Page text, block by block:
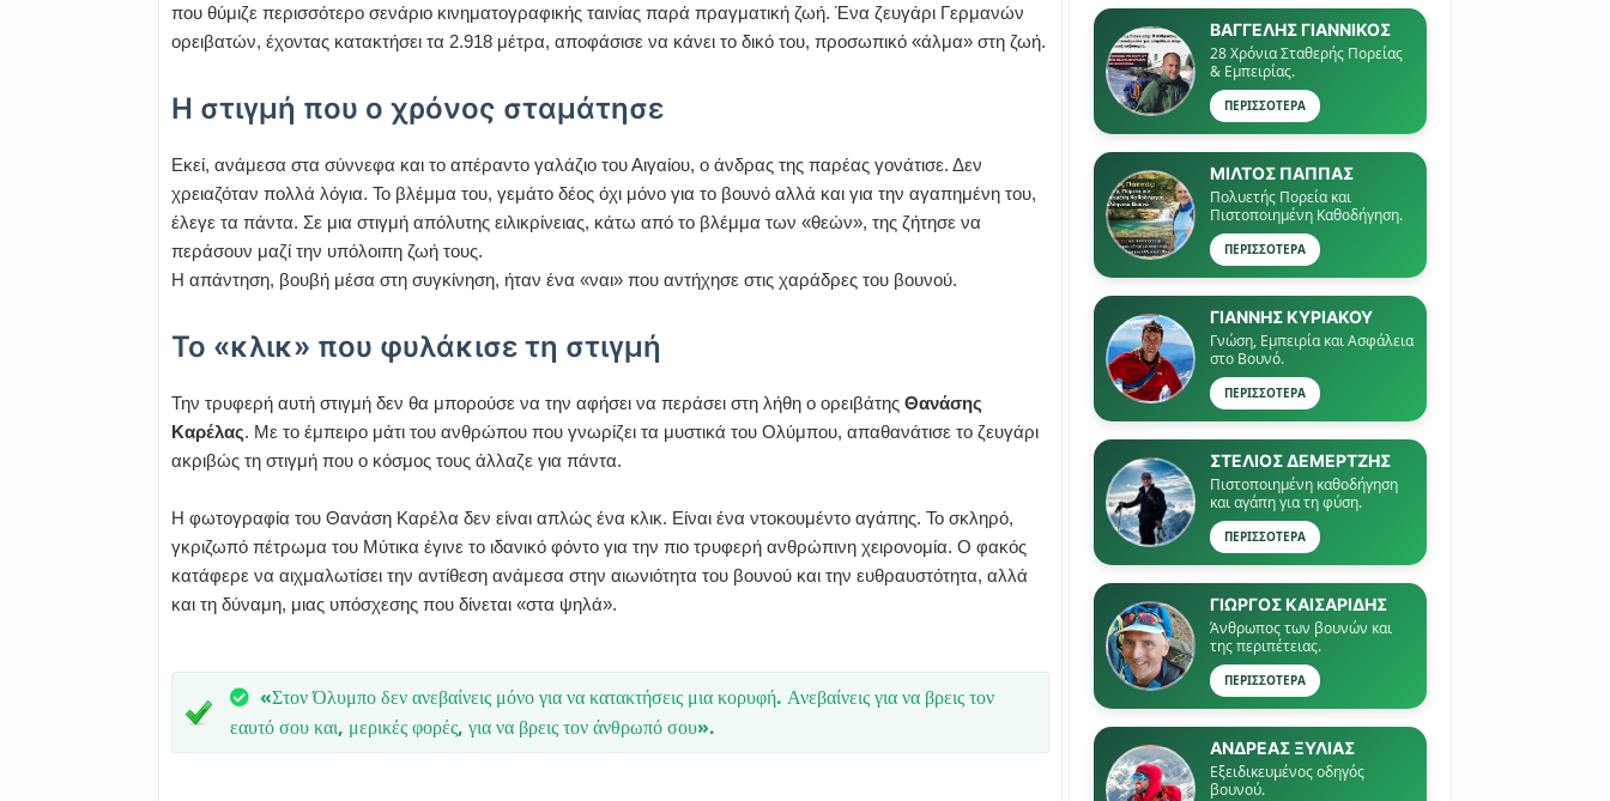
που θύμιζε περισσότερο σενάριο κινηματογραφικής ταινίας παρά πραγματική ζωή. Ένα ζευγάρι Γερμανών
ορειβατών, έχοντας κατακτήσει τα 2.918 μέτρα, αποφάσισε να κάνει το δικό του, προσωπικό «άλμα» στη ζωή.
Η στιγμή που ο χρόνος σταμάτησε
Εκεί, ανάμεσα στα σύννεφα και το απέραντο γαλάζιο του Αιγαίου, ο άνδρας της παρέας γονάτισε. Δεν
χρειαζόταν πολλά λόγια. Το βλέμμα του, γεμάτο δέος όχι μόνο για το βουνό αλλά και για την αγαπημένη του,
έλεγε τα πάντα. Σε μια στιγμή απόλυτης ειλικρίνειας, κάτω από το βλέμμα των «θεών», της ζήτησε να
περάσουν μαζί την υπόλοιπη ζωή τους.
Η απάντηση, βουβή μέσα στη συγκίνηση, ήταν ένα «ναι» που αντήχησε στις χαράδρες του βουνού.
Το «κλικ» που φυλάκισε τη στιγμή
Την τρυφερή αυτή στιγμή δεν θα μπορούσε να την αφήσει να περάσει στη λήθη ο ορειβάτης Θανάσης
Καρέλας. Με το έμπειρο μάτι του ανθρώπου που γνωρίζει τα μυστικά του Ολύμπου, απαθανάτισε το ζευγάρι
ακριβώς τη στιγμή που ο κόσμος τους άλλαζε για πάντα.
Η φωτογραφία του Θανάση Καρέλα δεν είναι απλώς ένα κλικ. Είναι ένα ντοκουμέντο αγάπης. Το σκληρό,
γκριζωπό πέτρωμα του Μύτικα έγινε το ιδανικό φόντο για την πιο τρυφερή ανθρώπινη χειρονομία. Ο φακός
κατάφερε να αιχμαλωτίσει την αντίθεση ανάμεσα στην αιωνιότητα του βουνού και την ευθραυστότητα, αλλά
και τη δύναμη, μιας υπόσχεσης που δίνεται «στα ψηλά».
«Στον Όλυμπο δεν ανεβαίνεις μόνο για να κατακτήσεις μια κορυφή. Ανεβαίνεις για να βρεις τον
εαυτό σου και, μερικές φορές, για να βρεις τον άνθρωπό σου».
ΒΑΓΓΕΛΗΣ ΓΙΑΝΝΙΚΟΣ
28 Χρόνια Σταθερής Πορείας
& Εμπειρίας.
ΠΕΡΙΣΣΟΤΕΡΑ
ΜΙΛΤΟΣ ΠΑΠΠΑΣ
Πολυετής Πορεία και
Πιστοποιημένη Καθοδήγηση.
ΠΕΡΙΣΣΟΤΕΡΑ
ΓΙΑΝΝΗΣ ΚΥΡΙΑΚΟΥ
Γνώση, Εμπειρία και Ασφάλεια
στο Βουνό.
ΠΕΡΙΣΣΟΤΕΡΑ
ΣΤΕΛΙΟΣ ΔΕΜΕΡΤΖΗΣ
Πιστοποιημένη καθοδήγηση
και αγάπη για τη φύση.
ΠΕΡΙΣΣΟΤΕΡΑ
ΓΙΏΡΓΟΣ ΚΑΙΣΑΡΙΔΗΣ
Άνθρωπος των βουνών και
της περιπέτειας.
ΠΕΡΙΣΣΟΤΕΡΑ
ΑΝΔΡΕΑΣ ΞΥΛΙΑΣ
Εξειδικευμένος οδηγός
βουνού.